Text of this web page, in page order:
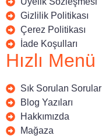
Gizlilik Politikası
Çerez Politikası
İade Koşulları
Hızlı Menü
Sık Sorulan Sorular
Blog Yazıları
Hakkımızda
Mağaza